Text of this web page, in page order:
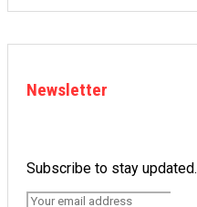
Newsletter
Subscribe to stay updated.